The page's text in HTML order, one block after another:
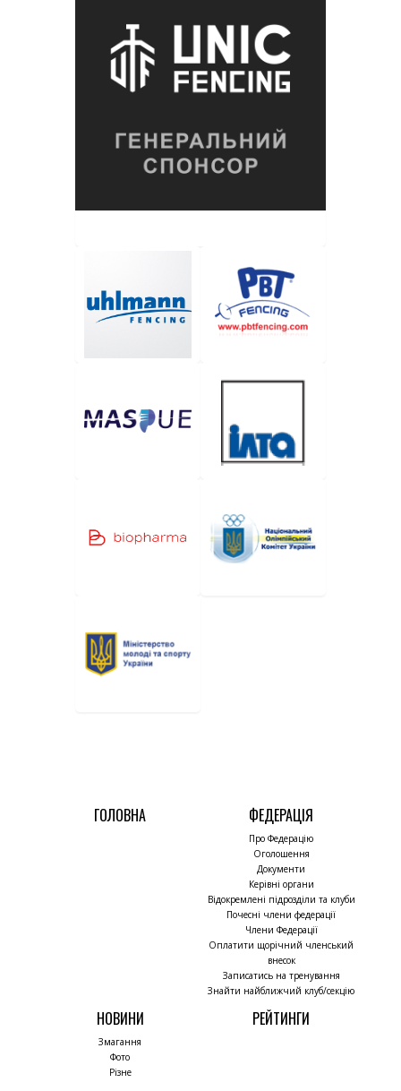
ГОЛОВНА ФЕДЕРАЦІЯ
Про Федерацію
Оголошення
Документи
Керівні органи
Відокремлені підрозділи та клуби
Почесні члени федерації
Члени Федерації
Оплатити щорічний членський
внесок
Записатись на тренування
Знайти найближчий клуб/секцію
НОВИНИ
Змагання
Фото
Різне
РЕЙТИНГИ